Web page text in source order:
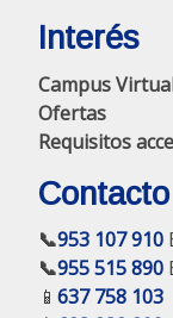
Interés
Campus
Ofertas
Requisitos
Contacto
📞953 107 910
📞955 515 890
📱 637 758 103